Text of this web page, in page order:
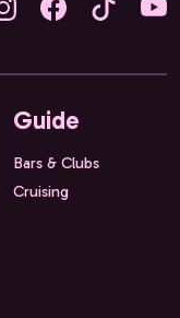
Guide
Bars & Clubs
Cruising